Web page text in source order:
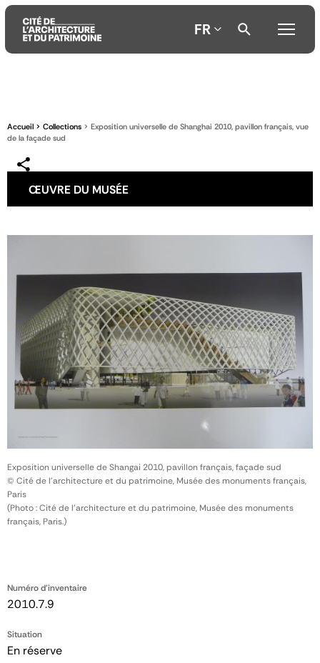
contenu
principal
menu
principal
la
recherche
FR
Accueil Collections
Exposition universelle de Shanghai 2010, pavillon français, vue
de la façade sud
ŒUVRE DU MUSÉE
Numéro d'inventaire
2010.7.9
Situation
En réserve
Exposition universelle de Shangai 2010, pavillon français, façade sud
© Cité de l'architecture et du patrimoine, Musée des monuments français,
Paris
(Photo : Cité de l'architecture et du patrimoine, Musée des monuments
français, Paris.)